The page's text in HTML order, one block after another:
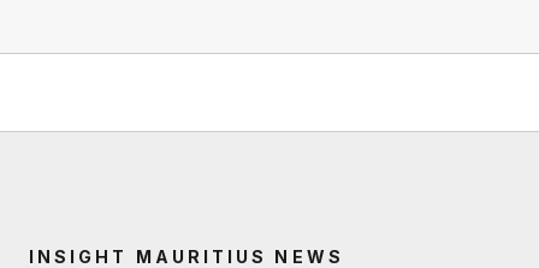
INSIGHT MAURITIUS NEWS